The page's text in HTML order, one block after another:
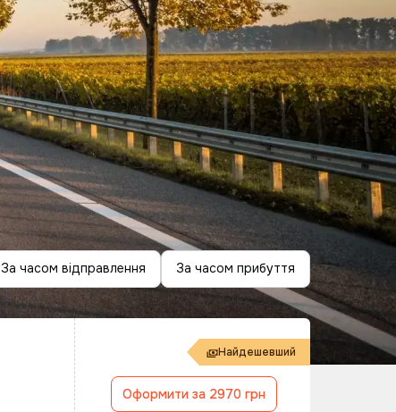
За часом відправлення За часом прибуття
Найдешевший
Оформити за 2970 грн